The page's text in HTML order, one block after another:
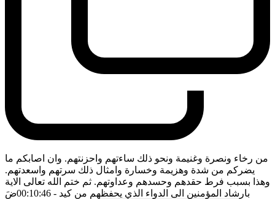
من رخاء ونصرة وغنيمة ونحو ذلك ساءتهم واحزنتهم. وان اصابكم ما
يضركم من شدة وهزيمة وخسارة وامثال ذلك سرتهم واسعدتهم.
وهذا بسبب فرط حقدهم وحسدهم وعداوتهم. ثم ختم الله تعالى الاية
بارشاد المؤمنين الى الدواء الذي يحفظهم من كيد - 00:10:46 ضَ